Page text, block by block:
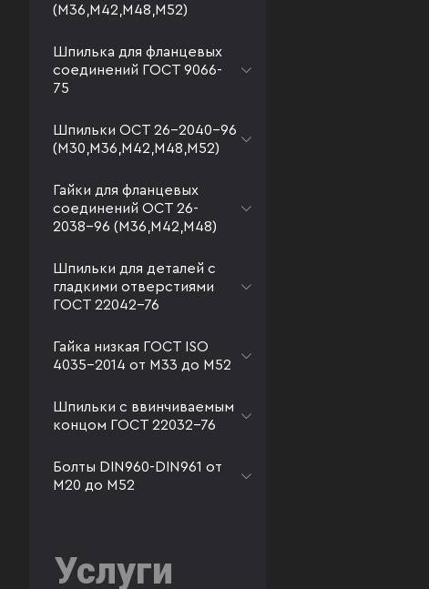
(М36,М42,М48,М52)
Шпилька для фланцевых
соединений ГОСТ 9066-
75
Шпильки ОСТ 26-2040-96
(М30,М36,М42,М48,М52)
Гайки для фланцевых
соединений ОСТ 26-
2038-96 (М36,М42,М48)
Шпильки для деталей с
гладкими отверстиями
ГОСТ 22042-76
Гайка низкая ГОСТ ISO
4035-2014 от М33 до М52
Шпильки с ввинчиваемым
концом ГОСТ 22032-76
Болты DIN960-DIN961 от
М20 до М52
Услуги